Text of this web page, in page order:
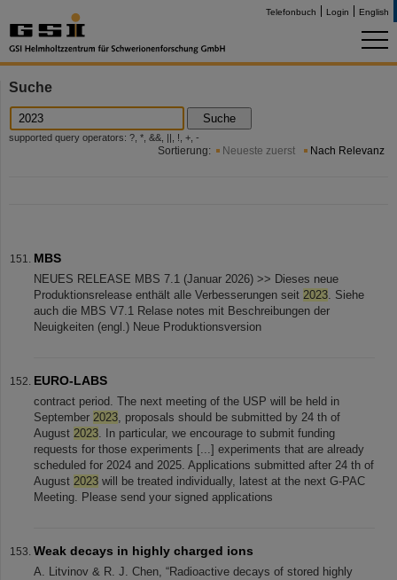
Telefonbuch Login English
Suche
Suche
supported query operators: ?, *, &&, ||, !, +, -
Sortierung: Neueste zuerst Nach Relevanz
MBS
NEUES RELEASE MBS 7.1 (Januar 2026) >> Dieses neue
Produktionsrelease enthält alle Verbesserungen seit 2023. Siehe
auch die MBS V7.1 Relase notes mit Beschreibungen der
Neuigkeiten (engl.) Neue Produktionsversion
EURO-LABS
contract period. The next meeting of the USP will be held in
September 2023, proposals should be submitted by 24 th of
August 2023. In particular, we encourage to submit funding
requests for those experiments [...] experiments that are already
scheduled for 2024 and 2025. Applications submitted after 24 th of
August 2023 will be treated individually, latest at the next G-PAC
Meeting. Please send your signed applications
Weak decays in highly charged ions
A. Litvinov & R. J. Chen, “Radioactive decays of stored highly